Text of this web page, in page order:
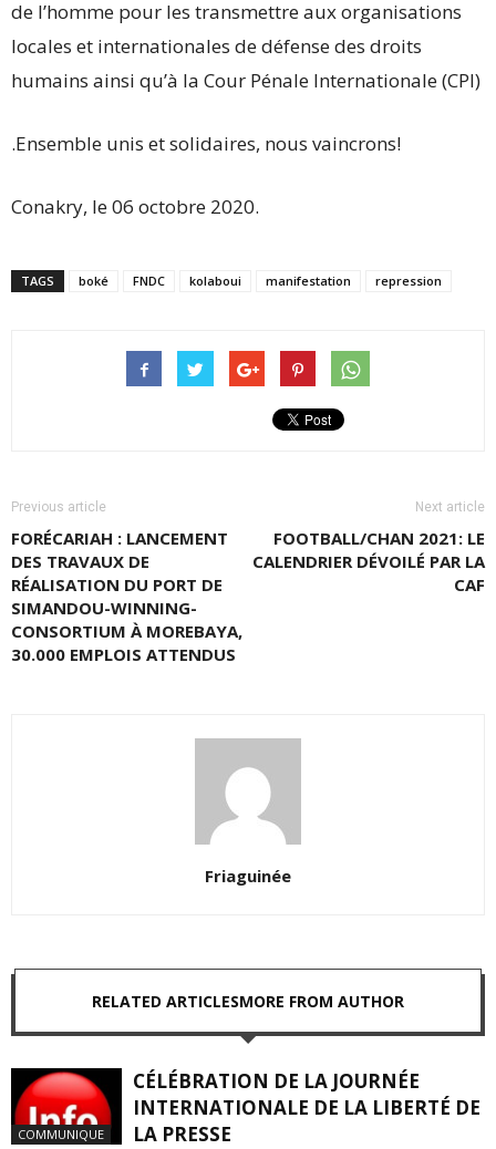
de l’homme pour les transmettre aux organisations
locales et internationales de défense des droits
humains ainsi qu’à la Cour Pénale Internationale (CPI)
.Ensemble unis et solidaires, nous vaincrons!
Conakry, le 06 octobre 2020.
TAGS boké FNDC kolaboui manifestation repression
Previous article
FORÉCARIAH : LANCEMENT
DES TRAVAUX DE
RÉALISATION DU PORT DE
SIMANDOU-WINNING-
CONSORTIUM À MOREBAYA,
30.000 EMPLOIS ATTENDUS
Next article
FOOTBALL/CHAN 2021: LE
CALENDRIER DÉVOILÉ PAR LA
CAF
Friaguinée
RELATED ARTICLESMORE FROM AUTHOR
COMMUNIQUE
CÉLÉBRATION DE LA JOURNÉE
INTERNATIONALE DE LA LIBERTÉ DE
LA PRESSE